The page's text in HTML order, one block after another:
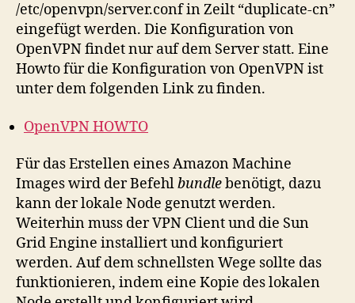
/etc/openvpn/server.conf in Zeilt “duplicate-cn”
eingefügt werden. Die Konfiguration von
OpenVPN findet nur auf dem Server statt. Eine
Howto für die Konfiguration von OpenVPN ist
unter dem folgenden Link zu finden.
OpenVPN HOWTO
Für das Erstellen eines Amazon Machine
Images wird der Befehlbundlebenötigt, dazu
kann der lokale Node genutzt werden.
Weiterhin muss der VPN Client und die Sun
Grid Engine installiert und konfiguriert
werden. Auf dem schnellsten Wege sollte das
funktionieren, indem eine Kopie des lokalen